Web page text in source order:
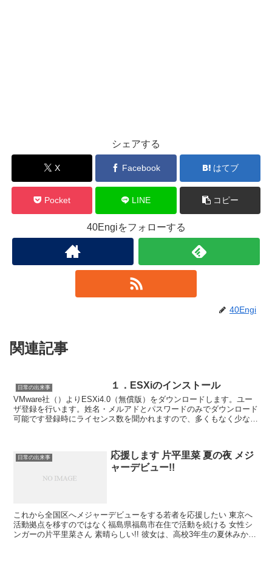
シェアする
X Facebook はてブ
Pocket LINE コピー
40Engiをフォローする
40Engi
関連記事
日常の出来事 １．ESXiのインストール
VMware社（）よりESXi4.0（無償版）をダウンロードします。ユー
ザ登録を行います。姓名・メルアドとパスワードのみでダウンロード
可能です登録時にライセンス数を聞かれますので、多くもなく少なく
日常の出来事
応援します 片平里菜 夏の夜 メジ
ャーデビュー!!
これから全国区へメジャーデビューをする若者を応援したい 東京へ
活動拠点を移すのではなく福島県福島市在住で活動を続ける 女性シ
ンガーの片平里菜さん 素晴らしい!! 彼女は、高校3年生の夏休みから